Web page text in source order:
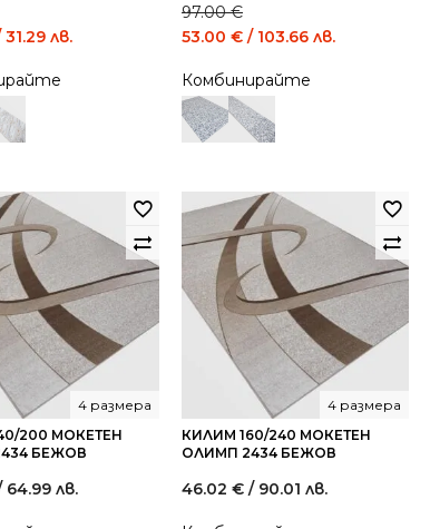
31.29 лв.
97.00€
Original
was:
97.00 €
/
53.00 € / 103.66 лв.
Комбинирайте
200 МОКЕТЕН
БЕЖОВ
4 размера
64.99 лв.
КИЛИМ 160/240 МОКЕТЕН
ОЛИМП 2434 БЕЖОВ
4 размера
46.02 € / 90.01 лв.